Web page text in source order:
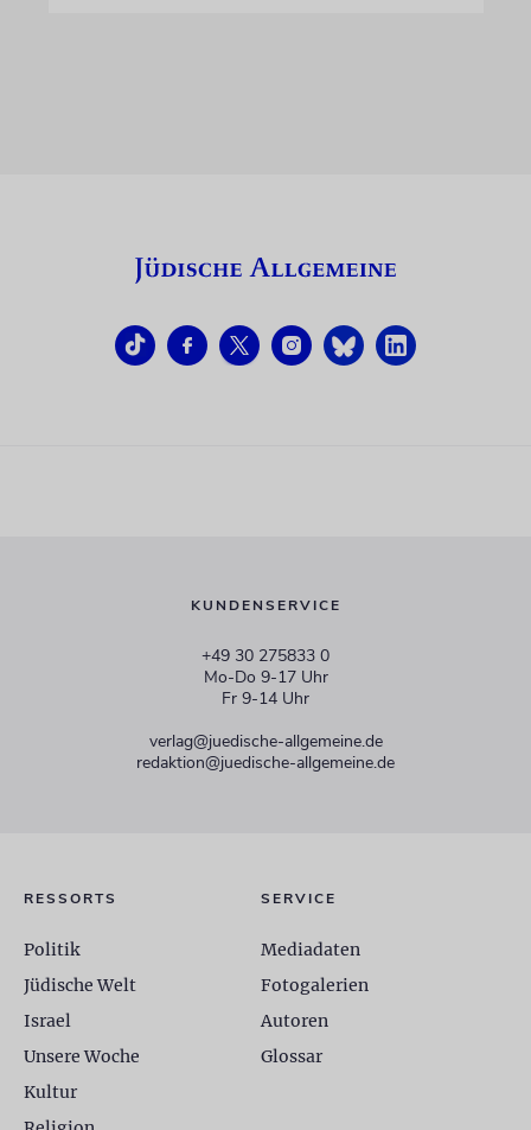
KUNDENSERVICE
+49 30 275833 0
Mo-Do 9-17 Uhr
Fr 9-14 Uhr
verlag@juedische-allgemeine.de
redaktion@juedische-allgemeine.de
RESSORTS
Politik
Jüdische Welt
Israel
Unsere Woche
Kultur
SERVICE
Mediadaten
Fotogalerien
Autoren
Glossar